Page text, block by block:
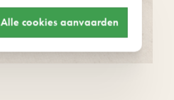
Alle cookies aanvaarden